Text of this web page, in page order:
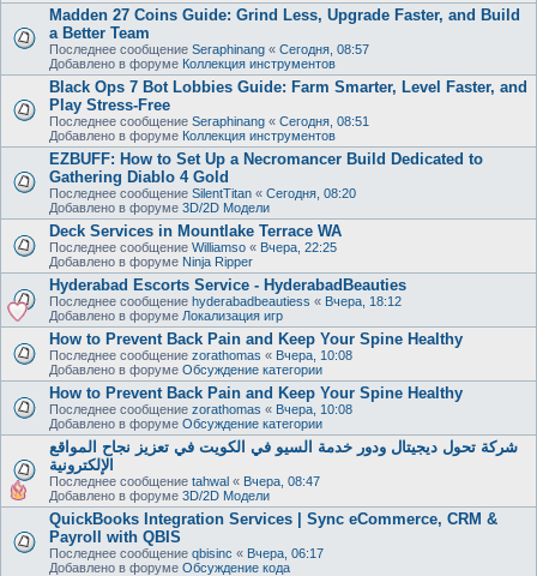
Madden 27 Coins Guide: Grind Less, Upgrade Faster, and Build
a Better Team
Последнее сообщение Seraphinang « Сегодня, 08:57
Добавлено в форуме Коллекция инструментов
Black Ops 7 Bot Lobbies Guide: Farm Smarter, Level Faster, and
Play Stress-Free
Последнее сообщение Seraphinang « Сегодня, 08:51
Добавлено в форуме Коллекция инструментов
EZBUFF: How to Set Up a Necromancer Build Dedicated to
Gathering Diablo 4 Gold
Последнее сообщение SilentTitan « Сегодня, 08:20
Добавлено в форуме 3D/2D Модели
Deck Services in Mountlake Terrace WA
Последнее сообщение Williamso « Вчера, 22:25
Добавлено в форуме Ninja Ripper
Hyderabad Escorts Service - HyderabadBeauties
Последнее сообщение hyderabadbeautiess « Вчера, 18:12
Добавлено в форуме Локализация игр
How to Prevent Back Pain and Keep Your Spine Healthy
Последнее сообщение zorathomas « Вчера, 10:08
Добавлено в форуме Обсуждение категории
How to Prevent Back Pain and Keep Your Spine Healthy
Последнее сообщение zorathomas « Вчера, 10:08
Добавлено в форуме Обсуждение категории
شركة تحول ديجيتال ودور خدمة السيو في الكويت في تعزيز نجاح المواقع
الإلكترونية
Последнее сообщение tahwal « Вчера, 08:47
Добавлено в форуме 3D/2D Модели
QuickBooks Integration Services | Sync eCommerce, CRM &
Payroll with QBIS
Последнее сообщение qbisinc « Вчера, 06:17
Добавлено в форуме Обсуждение кода